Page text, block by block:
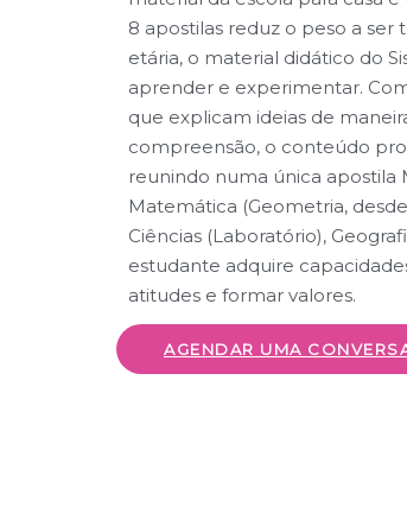
8 apostilas reduz o peso a ser
etária, o material didático do
aprender e experimentar.
que explicam ideias de
compreensão, o conteúdo
reunindo numa única
Matemática (Geometria,
Ciências (Laboratório),
estudante adquire
atitudes e formar valores.
AGENDAR UMA